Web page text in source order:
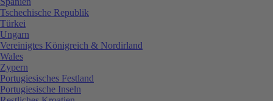
Tschechische Republik
Türkei
Ungarn
Vereinigtes Königreich & Nordirland
Wales
Zypern
Portugiesisches Festland
Portugiesische Inseln